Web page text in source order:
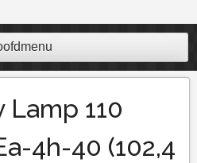
Lamp 110
4h-40 (102,4